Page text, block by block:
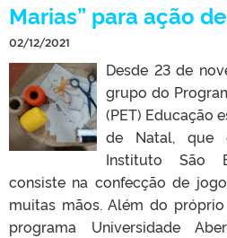
Marias” para ação
02/12/2021
Desde 23 de
grupo do
(PET) Educação
de Natal, que
Instituto São
consiste na confecção de
muitas mãos. Além do
programa Universidade